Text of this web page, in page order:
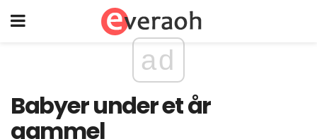
ad
Babyer under et år
gammel